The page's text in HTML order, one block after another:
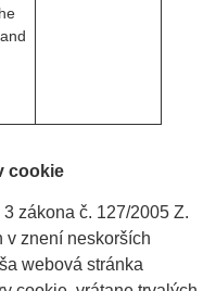
cookie
zákona č. 127/2005 Z.
v znení neskorších
webová stránka